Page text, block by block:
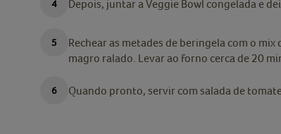
Depois, juntar a Veggie Bowl congelada e
Rechear as metades de beringela com o
magro ralado. Levar ao forno cerca de 20
Quando pronto, servir com salada de